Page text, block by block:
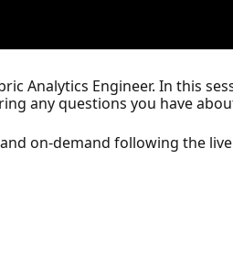
Analytics Engineer. In this
any questions you have
on-demand following the